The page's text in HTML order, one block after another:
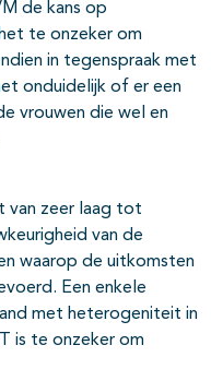
de kans op
te onzeker om
in tegenspraak met
onduidelijk of er een
vrouwen die wel en
van zeer laag tot
van de
waarop de uitkomsten
Een enkele
met heterogeniteit in
is te onzeker om